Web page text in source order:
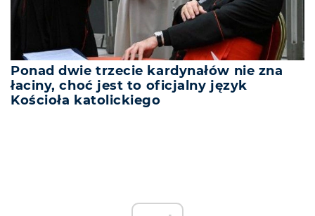
Ponad dwie trzecie kardynałów nie zna
łaciny, choć jest to oficjalny język
Kościoła katolickiego